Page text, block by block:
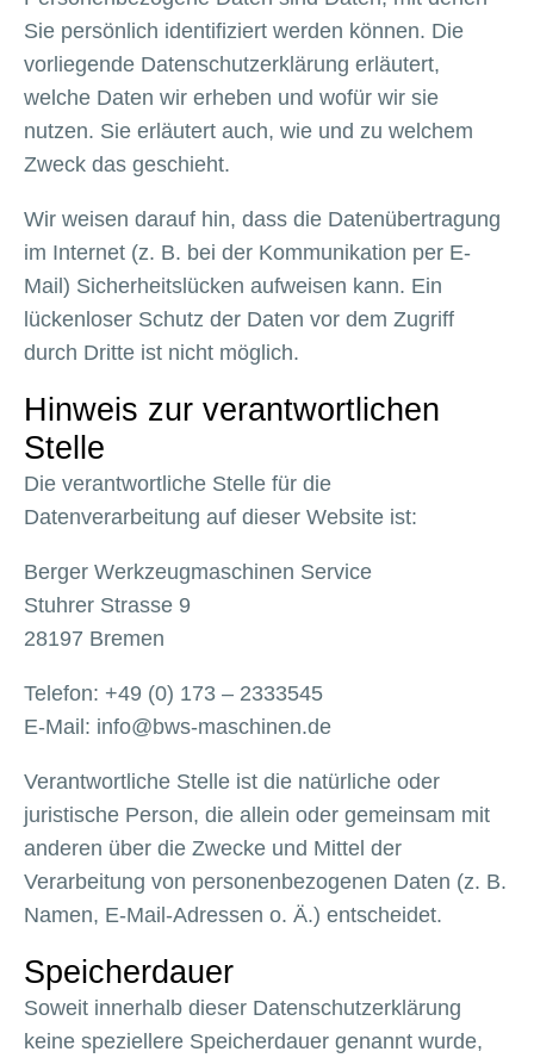
Sie persönlich identifiziert werden können. Die
vorliegende Datenschutzerklärung erläutert,
welche Daten wir erheben und wofür wir sie
nutzen. Sie erläutert auch, wie und zu welchem
Zweck das geschieht.
Wir weisen darauf hin, dass die Datenübertragung
im Internet (z. B. bei der Kommunikation per E-
Mail) Sicherheitslücken aufweisen kann. Ein
lückenloser Schutz der Daten vor dem Zugriff
durch Dritte ist nicht möglich.
Hinweis zur verantwortlichen
Stelle
Die verantwortliche Stelle für die
Datenverarbeitung auf dieser Website ist:
Berger Werkzeugmaschinen Service
Stuhrer Strasse 9
28197 Bremen
Telefon: +49 (0) 173 – 2333545
E-Mail: info@bws-maschinen.de
Verantwortliche Stelle ist die natürliche oder
juristische Person, die allein oder gemeinsam mit
anderen über die Zwecke und Mittel der
Verarbeitung von personenbezogenen Daten (z. B.
Namen, E-Mail-Adressen o. Ä.) entscheidet.
Speicherdauer
Soweit innerhalb dieser Datenschutzerklärung
keine speziellere Speicherdauer genannt wurde,